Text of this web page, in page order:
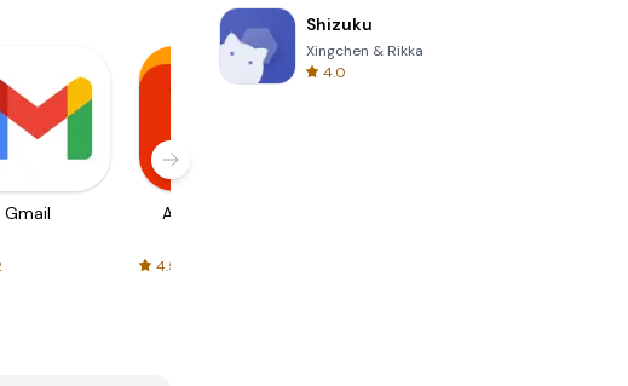
Gmail AliExpress
4.5
Shizuku
Xingchen & Rikka
4.0